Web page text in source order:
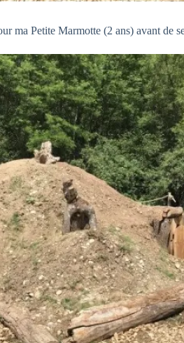
ma Petite Marmotte (2 ans) avant de